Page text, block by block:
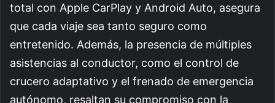
total con Apple CarPlay y Android Auto, asegura
que cada viaje sea tanto seguro como
entretenido. Además, la presencia de múltiples
asistencias al conductor, como el control de
crucero adaptativo y el frenado de emergencia
autónomo, resaltan su compromiso con la